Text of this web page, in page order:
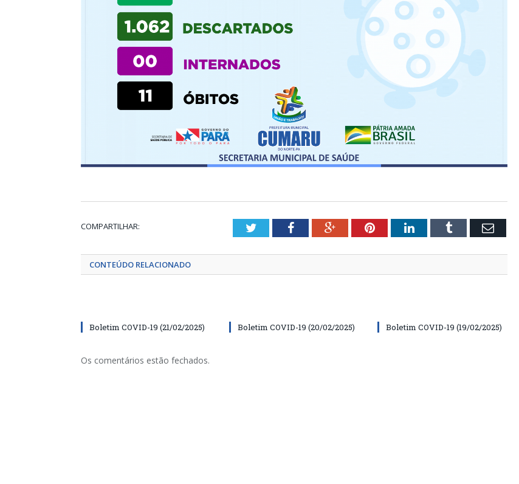
COMPARTILHAR: TwitterFacebookGoogle+PinterestLinkedInTumblr Email
CONTEÚDO RELACIONADO
Boletim COVID-19 (21/02/2025) Boletim COVID-19 (20/02/2025) Boletim COVID-19 (19/02/2025)
Os comentários estão fechados.